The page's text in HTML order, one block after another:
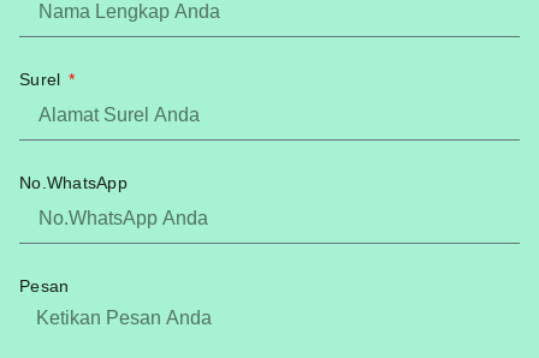
Surel
No.WhatsApp
Pesan